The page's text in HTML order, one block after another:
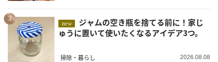
3
new
ゅうに置いて使いたくなるアイデア3つ。
掃除・暮らし 2026.08.08